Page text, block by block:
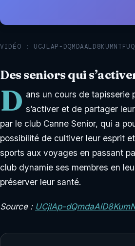
VIDÉO : UCJLAP-DQMDAALD8KUMNTFUQ
Des seniors qui
D ans un cours de tapisserie
s’activer et de partager
par le club Canne Senior, qui a
possibilité de cultiver leur esprit
sports aux voyages en passant
club dynamie ses membres en
préserver leur santé.
Source : UCjlAp-